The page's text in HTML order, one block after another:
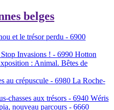
belges
et le trésor perdu - 6900
Invasions ! - 6990 Hotton
: Animal. Bêtes de
au crépuscule - 6980 La Roche-
chasses aux trésors - 6940 Wéris
nouveau parcours - 6660